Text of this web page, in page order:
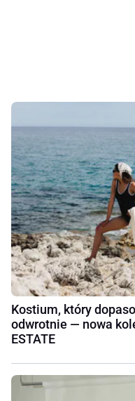
Kostium, który
odwrotnie — nowa
ESTATE